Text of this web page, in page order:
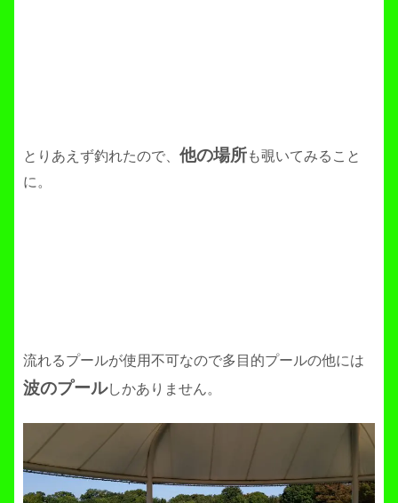
とりあえず釣れたので、 他の場所も覗いてみること
に。
流れるプールが使用不可なので多目的プールの他には
波のプールしかありません。